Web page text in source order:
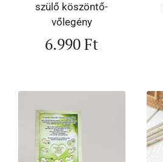
szülő köszöntő-
vőlegény
6.990Ft